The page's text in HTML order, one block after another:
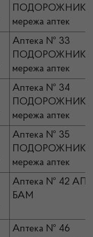
ПОДОРОЖНИК
мережа аптек
Аптека № 33
ПОДОРОЖНИК
мережа аптек
Аптека № 34
ПОДОРОЖНИК
мережа аптек
Аптека № 35
ПОДОРОЖНИК
мережа аптек
Аптека № 42
БАМ
Аптека № 46